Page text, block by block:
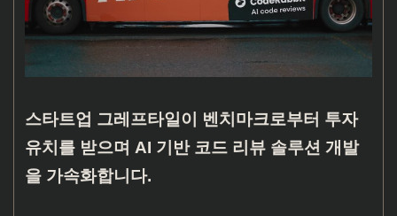
스타트업 그레프타일이 벤치마크로부터 투자
유치를 받으며 AI 기반 코드 리뷰 솔루션 개발
을 가속화합니다.